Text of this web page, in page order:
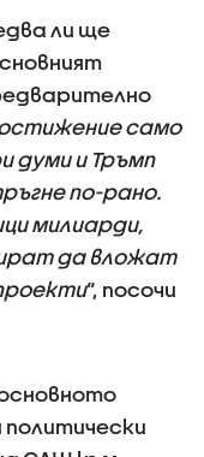
ли ще
само
думи и Тръмп
по-рано.
милиарди,
да вложат
“, посочи